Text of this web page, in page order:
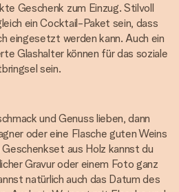
Geschenk zum Einzug. Stilvoll
ein Cocktail-Paket sein, dass
eingesetzt werden kann. Auch ein
Glashalter können für das soziale
sein.
und Genuss lieben, dann
oder eine Flasche guten Weins
aus Holz kannst du
Gravur oder einem Foto ganz
natürlich auch das Datum des